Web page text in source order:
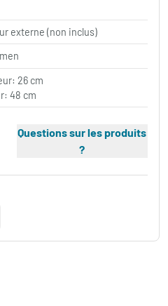
externe (non inclus)
26 cm
48 cm
Questions sur les produits
?